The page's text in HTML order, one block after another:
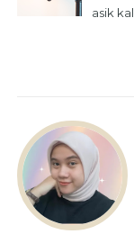
asik